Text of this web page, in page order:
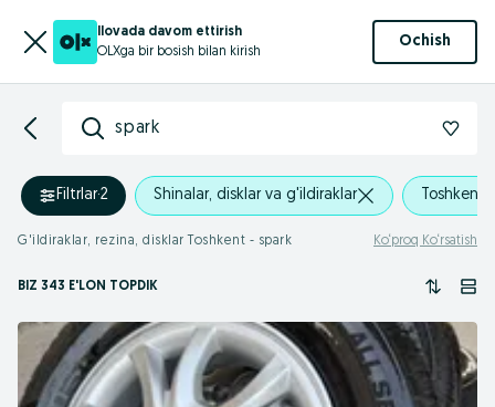
Ilovada davom ettirish
OLXga bir bosish bilan kirish
Ochish
spark
Filtrlar·2 Shinalar, disklar va g'ildiraklar Toshkent
G'ildiraklar, rezina, disklar Toshkent - spark Ko‘proq Ko‘rsatish
BIZ 343 E'LON TOPDIK